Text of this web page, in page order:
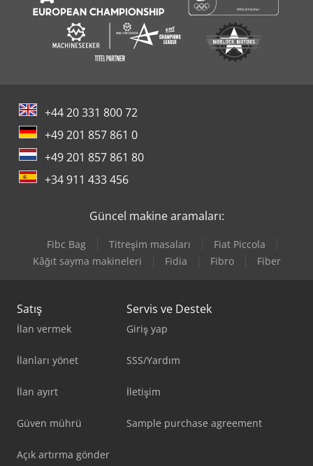
+44 20 331 800 72
+49 201 857 861 0
+49 201 857 861 80
+34 911 433 456
Güncel makine aramaları:
Fibc Bag Titreşim masaları
Fiat Piccola
Kâğıt sayma makineleri
Fidia Fibro Fiber
Satış
İlan vermek
İlanları yönet
İlan ayırt
Güven mührü
Açık artırma gönder
Servis ve Destek
Giriş yap
SSS/Yardım
İletişim
Sample purchase agreement